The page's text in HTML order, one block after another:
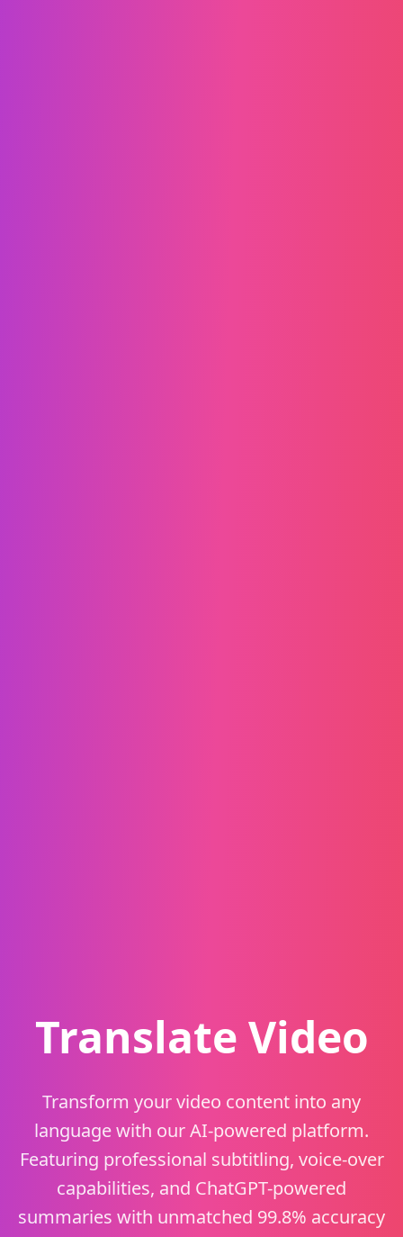
Translate Video
Transform your video content into any
language with our AI-powered platform.
Featuring professional subtitling, voice-over
capabilities, and ChatGPT-powered
summaries with unmatched 99.8% accuracy